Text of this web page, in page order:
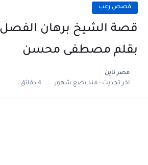
قصص رعب
بقلم مصطفى محسن
مصر ناين
اخر تحديث :منذ بضع شهور 4 دقائق للقراءة